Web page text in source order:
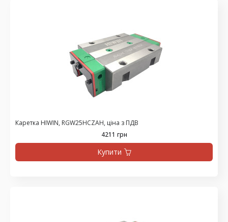
Каретка HIWIN, RGW25HCZAH, ціна з ПДВ
4211 грн
Купити